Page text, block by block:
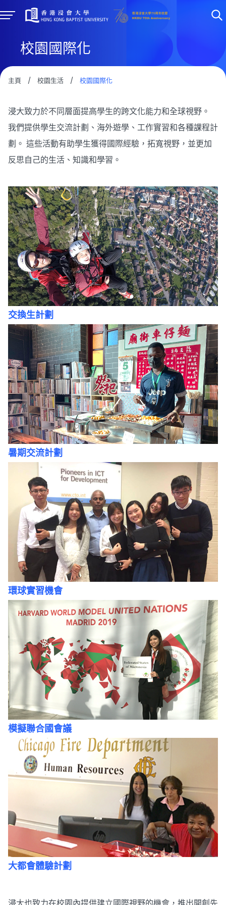
校園國際化
主頁 / 校園生活 / 校園國際化
浸大致力於不同層面提高學生的跨文化能力和全球視野。
我們提供學生交流計劃、海外遊學、工作實習和各種課程計
劃。 這些活動有助學生獲得國際經驗，拓寬視野，並更加
反思自己的生活、知識和學習。
交換生計劃
暑期交流計劃
環球實習機會
模擬聯合國會議
大都會體驗計劃